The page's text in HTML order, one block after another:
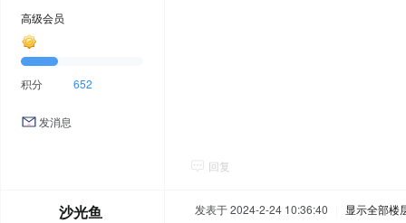
高级会员
积分 652
发消息
回复
沙光鱼 发表于 2024-2-24 10:36:40 显示全部楼